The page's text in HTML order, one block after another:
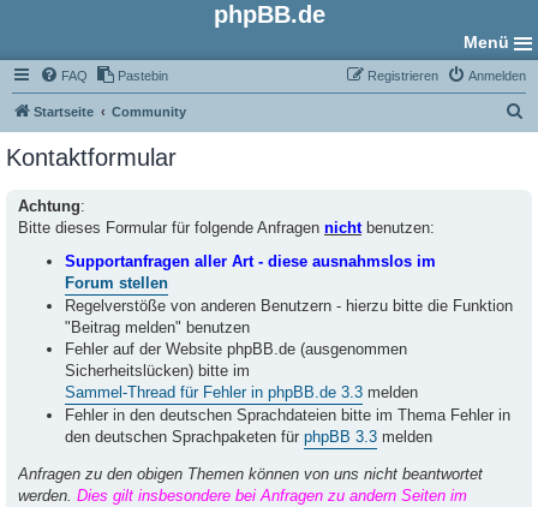
phpBB.de
Menü
FAQ Pastebin Anmelden
Registrieren
Startseite Community
Kontaktformular
Achtung:
Bitte dieses Formular für folgende Anfragen nichtbenutzen:
Supportanfragen aller Art - diese ausnahmslos im
Forum stellen
Regelverstöße von anderen Benutzern - hierzu bitte die Funktion
"Beitrag melden" benutzen
Fehler auf der Website phpBB.de (ausgenommen
Sicherheitslücken) bitte im
Sammel-Thread für Fehler in phpBB.de 3.3 melden
Fehler in den deutschen Sprachdateien bitte im Thema Fehler in
den deutschen Sprachpaketen für phpBB 3.3 melden
Anfragen zu den obigen Themen können von uns nicht beantwortet
werden. Dies gilt insbesondere bei Anfragen zu andern Seiten im